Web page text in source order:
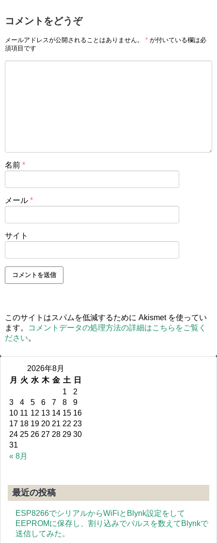
コメントをどうぞ
メールアドレスが公開されることはありません。 * が付いている欄は必
須項目です
名前 *
メール *
サイト
このサイトはスパムを低減するために Akismet を使ってい
ます。
コメントデータの処理方法の詳細はこちらをご覧く
ださい。
2026年8月
月
火 水 木 金 土 日
« 8月
1
2
3
4 5 6 7 8
9
10 11 12 13 14 15 16
17 18 19 20 21 22 23
24 25 26 27 28 29 30
31
最近の投稿
ESP8266でシリアルからWiFiとBlynk設定をして
EEPROMに保存し、割り込みでパルスを数えてBlynkで
送信してみた。